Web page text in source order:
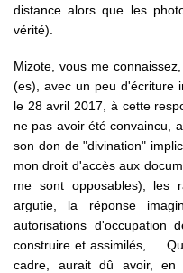
distance alors que les
vérité).
Mizote, vous me
(es), avec un peu d'écriture
le 28 avril 2017, à cette
ne pas avoir été convaincu,
son don de "divination"
mon droit d'accès aux
me sont opposables), les
argutie, la réponse
autorisations d'occupation
construire et assimilés, ...
cadre, aurait dû avoir, en